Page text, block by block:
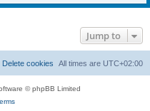
Jump to
All times are UTC+02:00
Delete cookies
© phpBB Limited